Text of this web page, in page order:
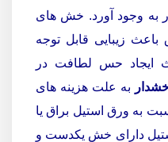
به وجود آورد. خش های
زیبایی قابل توجه
ایجاد حس لطافت در
به علت هزینه های
به ورق استیل براق یا
دارای خش یکدست و